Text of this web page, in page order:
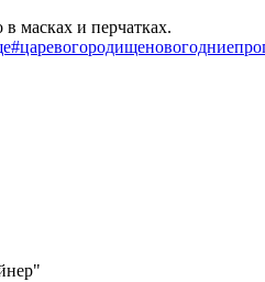
масках и перчатках.